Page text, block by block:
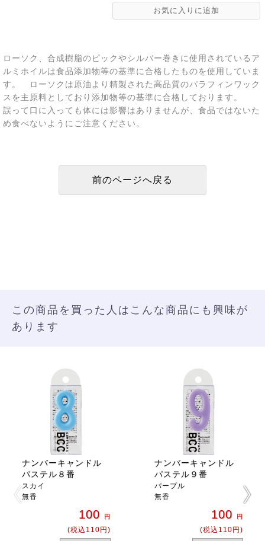
ローソク、合成樹脂のピックやシルバー巻きに使用されているア
ルミホイルは食品添加物等の基準に合格したものを使用していま
す。 ローソクは原油より精製された高品質のパラフィンワック
スを主原料としており添加物等の基準に合格しております。
誤って口に入っても体には影響はありませんが、食品ではないた
め食べないようにご注意ください。
この商品を買った人はこんな商品にも興味が
あります
ナンバーキャンドル
パステル８番
スカイ
無香
100 円
(税込110円)
ナンバーキャンドル
パステル９番
パープル
無香
100 円
(税込110円)